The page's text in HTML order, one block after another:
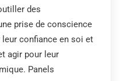
des
prise de conscience
confiance en soi et
agir pour leur
Panels